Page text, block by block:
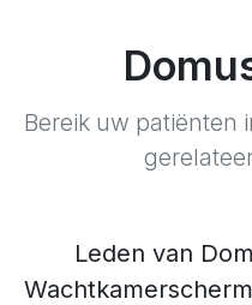
Bereik uw patiënten
Leden van